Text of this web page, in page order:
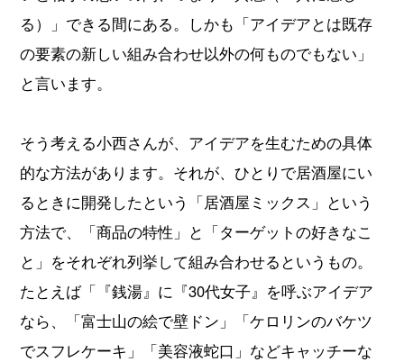
る）」できる間にある。しかも「アイデアとは既存
の要素の新しい組み合わせ以外の何ものでもない」
と言います。
そう考える小西さんが、アイデアを生むための具体
的な方法があります。それが、ひとりで居酒屋にい
るときに開発したという「居酒屋ミックス」という
方法で、「商品の特性」と「ターゲットの好きなこ
と」をそれぞれ列挙して組み合わせるというもの。
たとえば「『銭湯』に『30代女子』を呼ぶアイデア
なら、「富士山の絵で壁ドン」「ケロリンのバケツ
でスフレケーキ」「美容液蛇口」などキャッチーな